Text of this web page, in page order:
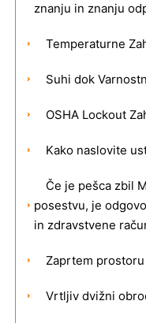
znanju in znanju
Temperaturne
Suhi dok
OSHA Lockout
Kako naslovite
Če je pešca zbil
posestvu, je
in zdravstvene
Zaprtem
Vrtljiv dvižni